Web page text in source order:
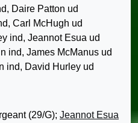
Daire Patton ud
Carl McHugh ud
ind, Jeannot Esua ud
ind, James McManus ud
ind, David Hurley ud
(29/G); Jeannot Esua